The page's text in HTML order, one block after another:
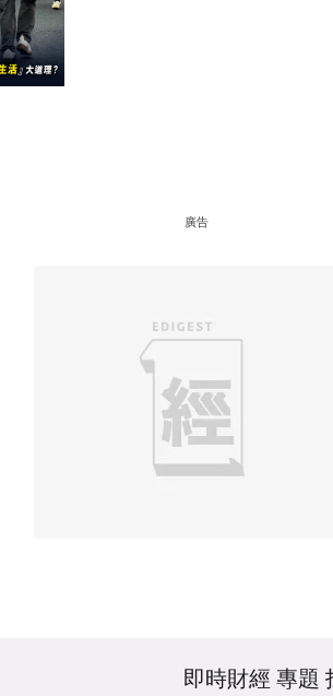
廣告
即時財經 專題